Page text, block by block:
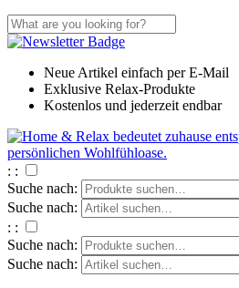
Neue Artikel einfach per E-Mail
Exklusive Relax-Produkte
Kostenlos und jederzeit endbar
: :
Suche nach:
Suche nach:
: :
Suche nach:
Suche nach: